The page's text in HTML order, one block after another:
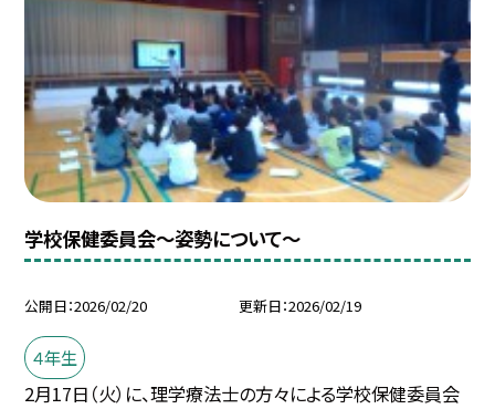
学校保健委員会～姿勢について～
公開日 2026/02/20 更新日 2026/02/19
４年生
2月17日（火）に、理学療法士の方々による学校保健委員会